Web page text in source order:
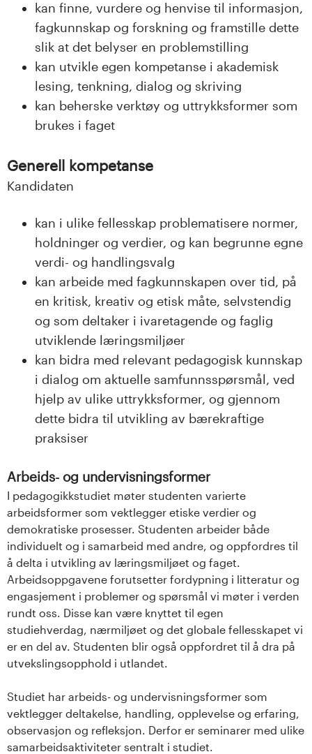
kan finne, vurdere og henvise til informasjon,
fagkunnskap og forskning og framstille dette
slik at det belyser en problemstilling
kan utvikle egen kompetanse i akademisk
lesing, tenkning, dialog og skriving
kan beherske verktøy og uttrykksformer som
brukes i faget
Generell kompetanse
Kandidaten
kan i ulike fellesskap problematisere normer,
holdninger og verdier, og kan begrunne egne
verdi- og handlingsvalg
kan arbeide med fagkunnskapen over tid, på
en kritisk, kreativ og etisk måte, selvstendig
og som deltaker i ivaretagende og faglig
utviklende læringsmiljøer
kan bidra med relevant pedagogisk kunnskap
i dialog om aktuelle samfunnsspørsmål, ved
hjelp av ulike uttrykksformer, og gjennom
dette bidra til utvikling av bærekraftige
praksiser
Arbeids- og undervisningsformer
I pedagogikkstudiet møter studenten varierte
arbeidsformer som vektlegger etiske verdier og
demokratiske prosesser. Studenten arbeider både
individuelt og i samarbeid med andre, og oppfordres til
å delta i utvikling av læringsmiljøet og faget.
Arbeidsoppgavene forutsetter fordypning i litteratur og
engasjement i problemer og spørsmål vi møter i verden
rundt oss. Disse kan være knyttet til egen
studiehverdag, nærmiljøet og det globale fellesskapet vi
er en del av. Studenten blir også oppfordret til å dra på
utvekslingsopphold i utlandet.
Studiet har arbeids- og undervisningsformer som
vektlegger deltakelse, handling, opplevelse og erfaring,
observasjon og refleksjon. Derfor er seminarer med ulike
samarbeidsaktiviteter sentralt i studiet.